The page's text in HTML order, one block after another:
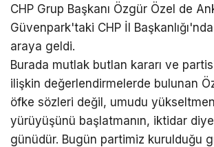
CHP Grup Başkanı Özgür Özel de
Güvenpark'taki CHP İl
araya geldi.
Burada mutlak butlan kararı ve
ilişkin değerlendirmelerde bulunan
öfke sözleri değil, umudu
yürüyüşünü başlatmanın, iktidar diye
günüdür. Bugün partimiz kurulduğu